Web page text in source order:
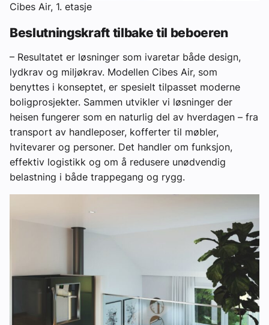
Cibes Air, 1. etasje
Beslutningskraft tilbake til beboeren
– Resultatet er løsninger som ivaretar både design,
lydkrav og miljøkrav. Modellen Cibes Air, som
benyttes i konseptet, er spesielt tilpasset moderne
boligprosjekter. Sammen utvikler vi løsninger der
heisen fungerer som en naturlig del av hverdagen – fra
transport av handleposer, kofferter til møbler,
hvitevarer og personer. Det handler om funksjon,
effektiv logistikk og om å redusere unødvendig
belastning i både trappegang og rygg.